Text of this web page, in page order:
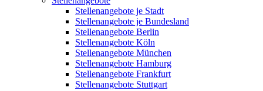
Stellenangebote je Stadt
Stellenangebote je Bundesland
Stellenangebote Berlin
Stellenangebote Köln
Stellenangebote München
Stellenangebote Hamburg
Stellenangebote Frankfurt
Stellenangebote Stuttgart